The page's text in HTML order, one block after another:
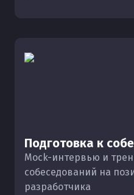
Подготовка к
Mock-интервью и
собеседований на
разработчика